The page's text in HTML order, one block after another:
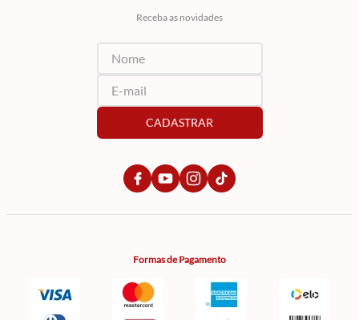
Receba as novidades
CADASTRAR
Formas de Pagamento